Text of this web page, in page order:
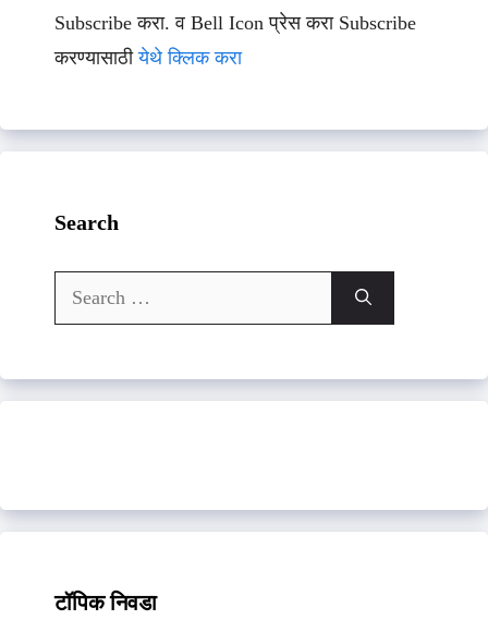
Subscribe करा. व Bell Icon प्रेस करा Subscribe
करण्यासाठीयेथे क्लिक करा
Search
Search
for:
टॉपिक निवडा